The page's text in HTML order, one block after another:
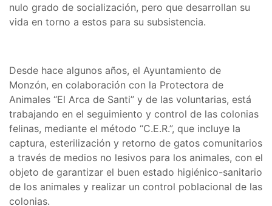
nulo grado de socialización, pero que desarrollan su
vida en torno a estos para su subsistencia.
Desde hace algunos años, el Ayuntamiento de
Monzón, en colaboración con la Protectora de
Animales “El Arca de Santi” y de las voluntarias, está
trabajando en el seguimiento y control de las colonias
felinas, mediante el método “C.E.R.”, que incluye la
captura, esterilización y retorno de gatos comunitarios
a través de medios no lesivos para los animales, con el
objeto de garantizar el buen estado higiénico-sanitario
de los animales y realizar un control poblacional de las
colonias.